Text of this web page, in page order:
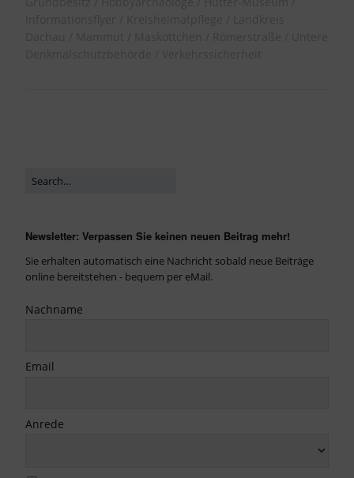
Newsletter: Verpassen Sie keinen neuen Beitrag mehr!
Sie erhalten automatisch eine Nachricht sobald neue Beiträge
online bereitstehen - bequem per eMail.
Nachname
Email
Anrede